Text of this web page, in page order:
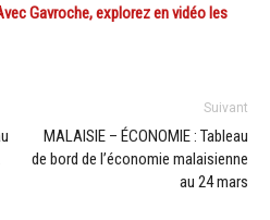
Gavroche, explorez en vidéo les
Suivant
MALAISIE – ÉCONOMIE : Tableau
de bord de l’économie malaisienne
au 24 mars